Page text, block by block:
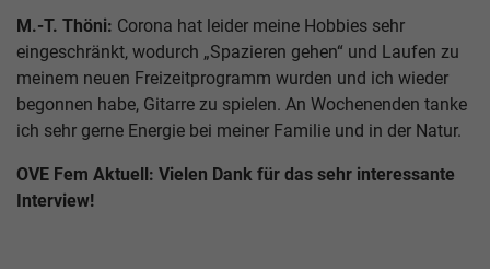
M.-T. Thöni: Corona hat leider meine Hobbies sehr
eingeschränkt, wodurch „Spazieren gehen“ und Laufen zu
meinem neuen Freizeitprogramm wurden und ich wieder
begonnen habe, Gitarre zu spielen. An Wochenenden tanke
ich sehr gerne Energie bei meiner Familie und in der Natur.
OVE Fem Aktuell: Vielen Dank für das sehr interessante
Interview!